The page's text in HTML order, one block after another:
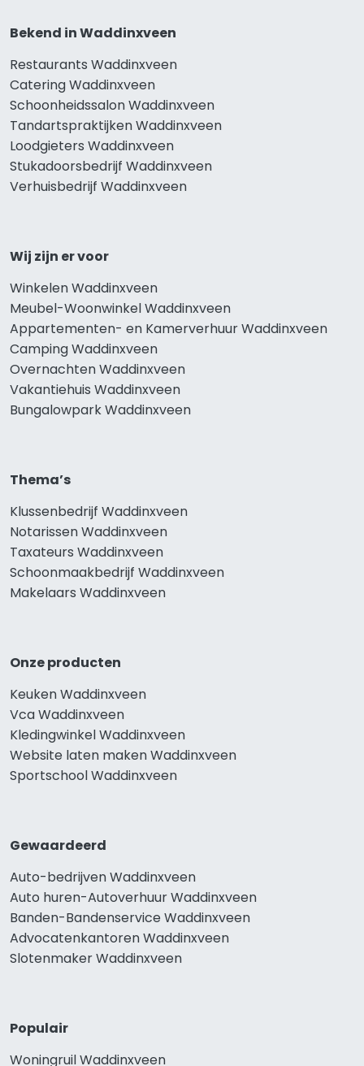
Bekend in Waddinxveen
Restaurants Waddinxveen
Catering Waddinxveen
Schoonheidssalon Waddinxveen
Tandartspraktijken Waddinxveen
Loodgieters Waddinxveen
Stukadoorsbedrijf Waddinxveen
Verhuisbedrijf Waddinxveen
Wij zijn er voor
Winkelen Waddinxveen
Meubel-Woonwinkel Waddinxveen
Appartementen- en Kamerverhuur Waddinxveen
Camping Waddinxveen
Overnachten Waddinxveen
Vakantiehuis Waddinxveen
Bungalowpark Waddinxveen
Thema’s
Klussenbedrijf Waddinxveen
Notarissen Waddinxveen
Taxateurs Waddinxveen
Schoonmaakbedrijf Waddinxveen
Makelaars Waddinxveen
Onze producten
Keuken Waddinxveen
Vca Waddinxveen
Kledingwinkel Waddinxveen
Website laten maken Waddinxveen
Sportschool Waddinxveen
Gewaardeerd
Auto-bedrijven Waddinxveen
Auto huren-Autoverhuur Waddinxveen
Banden-Bandenservice Waddinxveen
Advocatenkantoren Waddinxveen
Slotenmaker Waddinxveen
Populair
Woningruil Waddinxveen